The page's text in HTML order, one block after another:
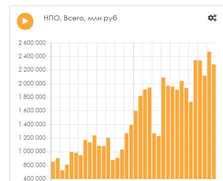
НПО, Всего, млн руб